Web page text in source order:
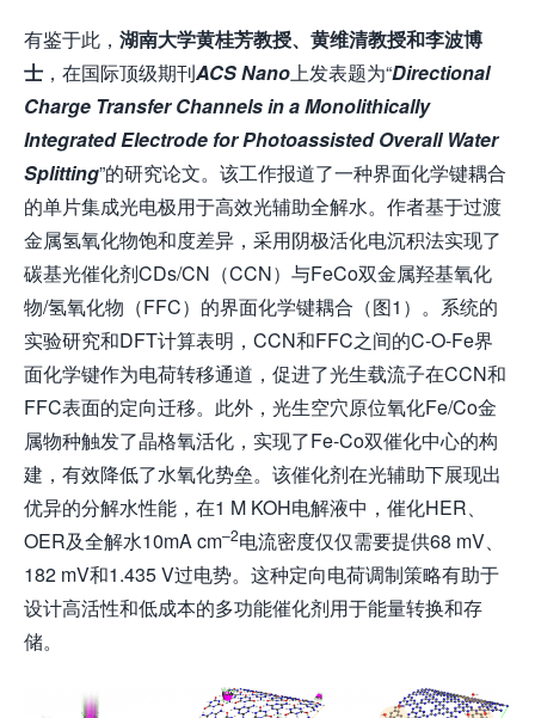
有鉴于此， 湖南大学黄桂芳教授、黄维清教授和李波博
士 ，在国际顶级期刊ACS Nano上发表题为“Directional
Charge Transfer Channels in a Monolithically
Integrated Electrode for Photoassisted Overall Water
Splitting”的研究论文。该工作报道了一种界面化学键耦合
的单片集成光电极用于高效光辅助全解水。作者基于过渡
金属氢氧化物饱和度差异，采用阴极活化电沉积法实现了
碳基光催化剂CDs/CN（CCN）与FeCo双金属羟基氧化
物/氢氧化物（FFC）的界面化学键耦合（图1）。系统的
实验研究和DFT计算表明，CCN和FFC之间的C-O-Fe界
面化学键作为电荷转移通道，促进了光生载流子在CCN和
FFC表面的定向迁移。此外，光生空穴原位氧化Fe/Co金
属物种触发了晶格氧活化，实现了Fe-Co双催化中心的构
建，有效降低了水氧化势垒。该催化剂在光辅助下展现出
优异的分解水性能，在1 M KOH电解液中，催化HER、
OER及全解水10mA cm–2电流密度仅仅需要提供68 mV、
182 mV和1.435 V过电势。这种定向电荷调制策略有助于
设计高活性和低成本的多功能催化剂用于能量转换和存
储。